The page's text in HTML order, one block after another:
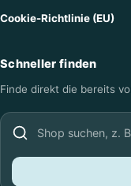
Cookie-Richtlinie (EU)
Schneller finden
Finde direkt die bereits
Shop suchen